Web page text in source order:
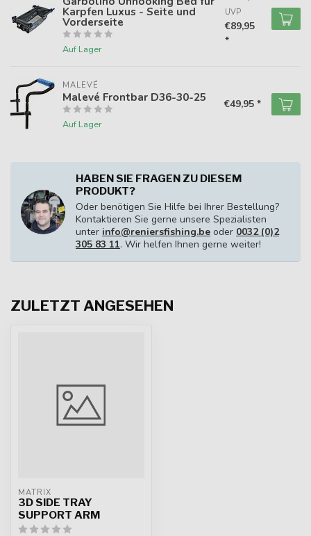
Karpfen Luxus - Seite und
Vorderseite
Auf Lager
UVP
€89,95
*
MALEVÉ
Malevé Frontbar D36-30-25
Auf Lager
€49,95 *
HABEN SIE FRAGEN ZU DIESEM
PRODUKT?
Oder benötigen Sie Hilfe bei Ihrer Bestellung?
Kontaktieren Sie gerne unsere Spezialisten
unter info@reniersfishing.be oder 0032 (0)2
305 83 11. Wir helfen Ihnen gerne weiter!
ZULETZT ANGESEHEN
MATRIX
3D SIDE TRAY
SUPPORT ARM